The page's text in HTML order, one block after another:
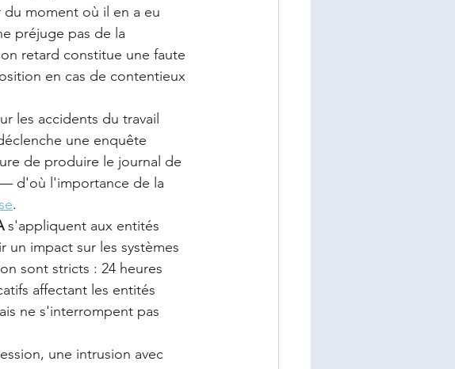
moment où il en a eu
préjuge pas de la
retard constitue une faute
en cas de contentieux
les accidents du travail
une enquête
de produire le journal de
d'où l'importance de la
.
s'appliquent aux entités
impact sur les systèmes
sont stricts : 24 heures
affectant les entités
ne s'interrompent pas
une intrusion avec